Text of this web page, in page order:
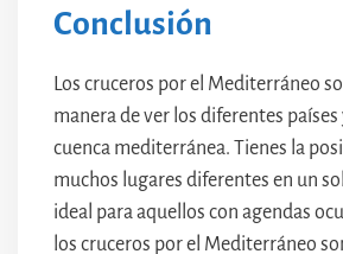
Conclusión
Los cruceros por el Mediterráneo
manera de ver los diferentes países
cuenca mediterránea. Tienes la
muchos lugares diferentes en un
ideal para aquellos con agendas
los cruceros por el Mediterráneo